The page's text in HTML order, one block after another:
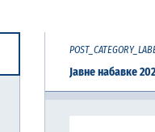
Јавне набавке